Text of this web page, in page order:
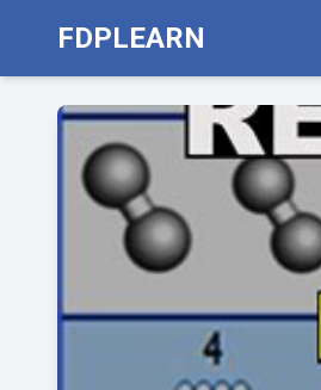
FDPLEARN